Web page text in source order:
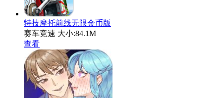
特技摩托前线无限金币版
赛车竞速 大小:84.1M
查看